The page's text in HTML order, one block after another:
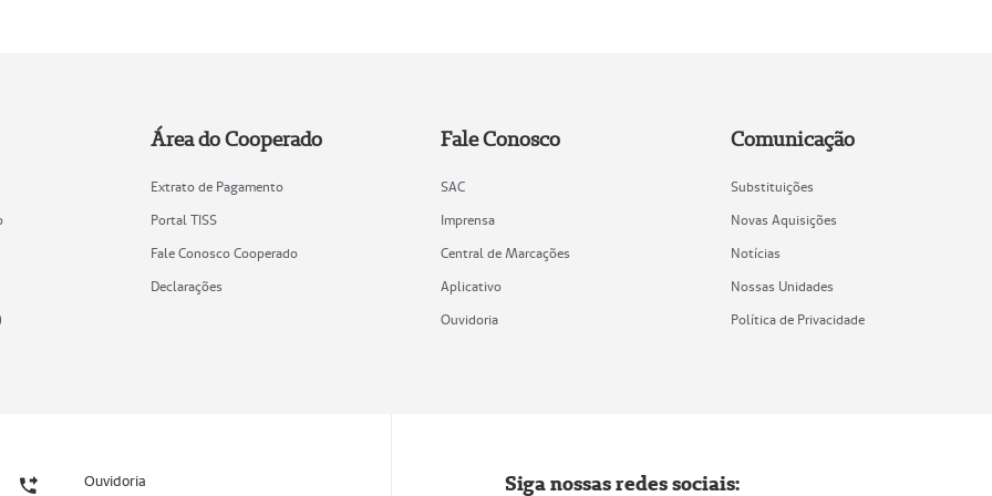
Área do Cooperado
Extrato de Pagamento
Portal TISS
Fale Conosco Cooperado
Declarações
Fale Conosco
SAC
Imprensa
Central de Marcações
Aplicativo
Ouvidoria
Comunicação
Substituições
Novas Aquisições
Notícias
Nossas Unidades
Política de Privacidade
Ouvidoria Siga nossas redes sociais: